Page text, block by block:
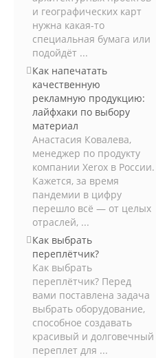
и географических карт
нужна какая-то
специальная бумага или
подойдёт ...
Как напечатать
качественную
рекламную продукцию:
лайфхаки по выбору
материал
Анастасия Ковалева,
менеджер по продукту
компании Xerox в России.
Кажется, за время
пандемии в цифру
перешло всё — от целых
отраслей, ...
Как выбрать
переплётчик?
Как выбрать
переплётчик? Перед
вами поставлена задача
выбрать оборудование,
способное создавать
красивый и долговечный
переплет для ...